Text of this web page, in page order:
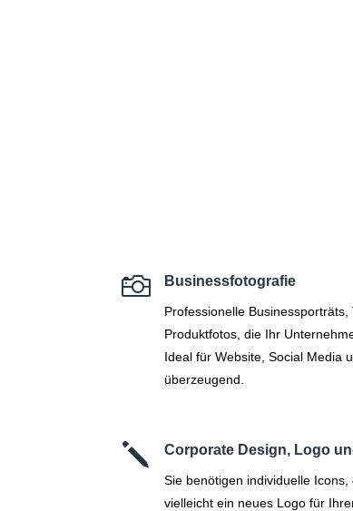
 Businessfotografie
Professionelle
Produktfotos, die Ihr
Ideal für Website, Social Media
überzeugend.
j Corporate Design, Logo
Sie benötigen individuelle
vielleicht ein neues Logo für